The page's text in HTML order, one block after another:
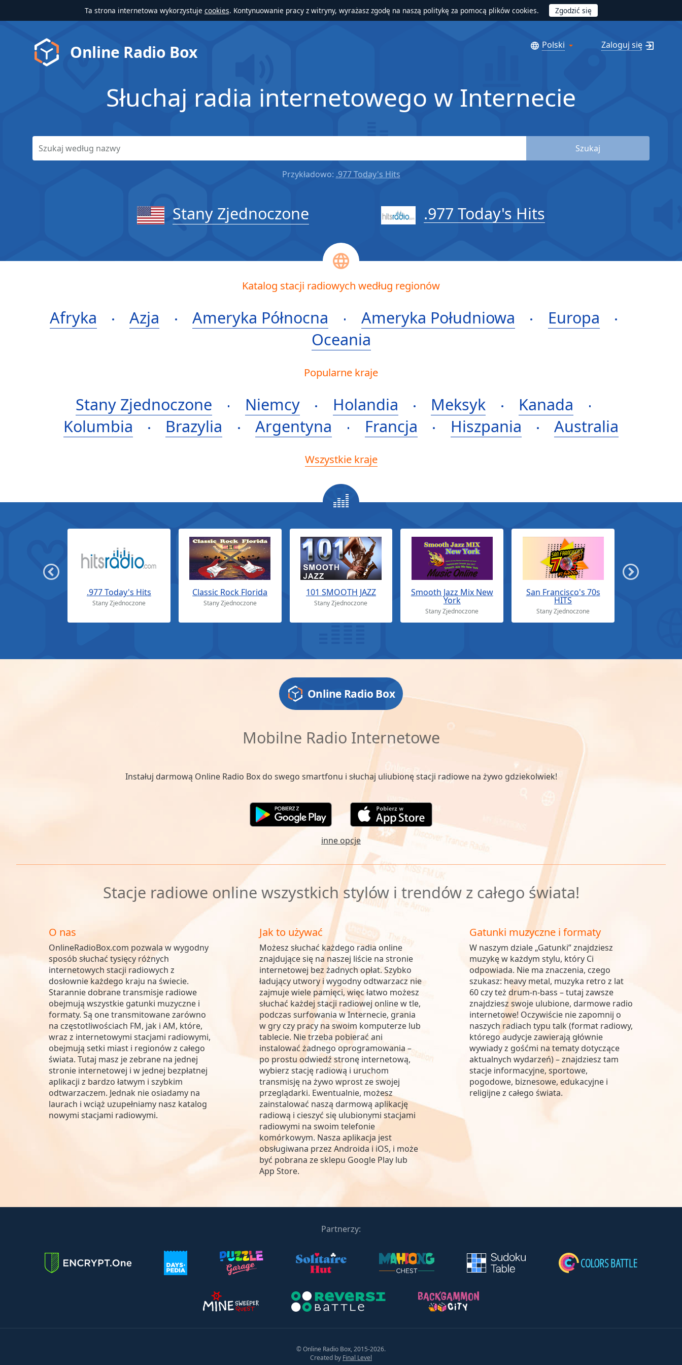
Ta strona internetowa wykorzystuje cookies. Kontynuowanie pracy z witryny, wyrażasz zgodę na naszą politykę za pomocą plików cookies.
Online Radio Box
Słuchaj radia internetowego w Internecie
Polski Zaloguj się
Szukaj
Przykładowo: .977 Today's Hits
Stany Zjednoczone .977 Today's Hits
Katalog stacji radiowych według regionów
Afryka Azja Ameryka Północna Ameryka Południowa
Europa
Oceania
Popularne kraje
Stany Zjednoczone Niemcy Holandia Meksyk
Kanada
Kolumbia
Brazylia Argentyna Francja Hiszpania Australia
Wszystkie kraje
.977 Today's Hits
Stany Zjednoczone
Classic Rock Florida
Stany Zjednoczone
101 SMOOTH JAZZ
Stany Zjednoczone
Smooth Jazz Mix New
York
Stany Zjednoczone
San Francisco's 70s
HITS
Stany Zjednoczone
Online Radio Box
Mobilne Radio Internetowe
Instałuj darmową Online Radio Box do swego smartfonu i słuchaj uliubionę stacji radiowe na żywo gdziekolwiek!
inne opcje
Stacje radiowe online wszystkich stylów i trendów z całego świata!
O nas
OnlineRadioBox.com pozwala w wygodny
sposób słuchać tysięcy różnych
internetowych stacji radiowych z
dosłownie każdego kraju na świecie.
Starannie dobrane transmisje radiowe
obejmują wszystkie gatunki muzyczne i
formaty. Są one transmitowane zarówno
na częstotliwościach FM, jak i AM, które,
wraz z internetowymi stacjami radiowymi,
obejmują setki miast i regionów z całego
świata. Tutaj masz je zebrane na jednej
stronie internetowej i w jednej bezpłatnej
aplikacji z bardzo łatwym i szybkim
odtwarzaczem. Jednak nie osiadamy na
laurach i wciąż uzupełniamy nasz katalog
nowymi stacjami radiowymi.
Jak to używać
Możesz słuchać każdego radia online
znajdujące się na naszej liście na stronie
internetowej bez żadnych opłat. Szybko
ładujący utwory i wygodny odtwarzacz nie
zajmuje wiele pamięci, więc łatwo możesz
słuchać każdej stacji radiowej online w tle,
podczas surfowania w Internecie, grania
w gry czy pracy na swoim komputerze lub
tablecie. Nie trzeba pobierać ani
instalować żadnego oprogramowania –
po prostu odwiedź stronę internetową,
wybierz stację radiową i uruchom
transmisję na żywo wprost ze swojej
przeglądarki. Ewentualnie, możesz
zainstalować naszą darmową aplikację
radiową i cieszyć się ulubionymi stacjami
radiowymi na swoim telefonie
komórkowym. Nasza aplikacja jest
obsługiwana przez Androida i iOS, i może
być pobrana ze sklepu Google Play lub
App Store.
Gatunki muzyczne i formaty
W naszym dziale „Gatunki” znajdziesz
muzykę w każdym stylu, który Ci
odpowiada. Nie ma znaczenia, czego
szukasz: heavy metal, muzyka retro z lat
60 czy też drum-n-bass – tutaj zawsze
znajdziesz swoje ulubione, darmowe radio
internetowe! Oczywiście nie zapomnij o
naszych radiach typu talk (format radiowy,
którego audycje zawierają głównie
wywiady z gośćmi na tematy dotyczące
aktualnych wydarzeń) – znajdziesz tam
stacje informacyjne, sportowe,
pogodowe, biznesowe, edukacyjne i
religijne z całego świata.
Partnerzy:
© Online Radio Box, 2015-2026.
Created by Final Level